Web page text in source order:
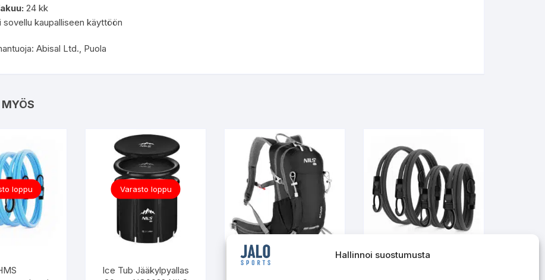
Hallinnoi suostumusta
24 kk
sovellu kaupalliseen käyttöön
Abisal Ltd., Puola
loppu Varasto loppu
Ice Tub Jääkylpyallas